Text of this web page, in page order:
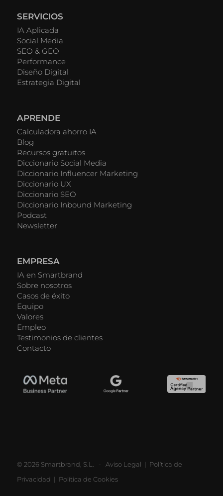
SERVICIOS
IA Aplicada
Social Media
SEO & GEO
Performance
Diseño Digital
Estrategia Digital
APRENDE
Calculadora ahorro IA
Blog
Recursos gratuitos
Diccionario Social Media
Diccionario Influencer Marketing
Diccionario UX
Diccionario SEO
Diccionario Inbound Marketing
Podcast
Newsletter
EMPRESA
IA en Smartbrand
Sobre nosotros
Casos de éxito
Equipo
Valores
Empleo
Testimonios de clientes
Contacto
© 2026 Smartbrand, S.L. - Aviso Legal | Política de
Privacidad | Política de Cookies